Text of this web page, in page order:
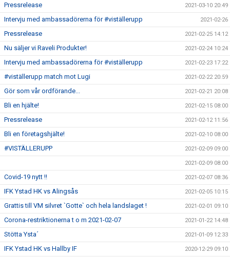
Pressrelease 2021-03-10 20:49
Intervju med ambassadörerna för #viställerupp 2021-02-26
Pressrelease 2021-02-25 14:12
Nu säljer vi Raveli Produkter! 2021-02-24 10:24
Intervju med ambassadörerna för #viställerupp 2021-02-23 17:22
#viställerupp match mot Lugi 2021-02-22 20:59
Gör som vår ordförande... 2021-02-21 20:08
Bli en hjälte! 2021-02-15 08:00
Pressrelease 2021-02-12 11:56
Bli en företagshjälte! 2021-02-10 08:00
#VISTÄLLERUPP 2021-02-09 09:00
2021-02-09 08:00
Covid-19 nytt !! 2021-02-07 08:36
IFK Ystad HK vs Alingsås 2021-02-05 10:15
Grattis till VM silvret `Gotte` och hela landslaget ! 2021-02-01 09:10
Corona-restriktionerna t o m 2021-02-07 2021-01-22 14:48
Stötta Ysta´ 2021-01-09 12:33
IFK Ystad HK vs Hallby IF 2020-12-29 09:10